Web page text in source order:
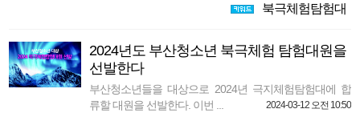
북극체험탐험대
2024년도 부산청소년 북극체험 탐험대원을
선발한다
부산청소년들을 대상으로 2024년 극지체험탐험대에 합
류할 대원을 선발한다. 이번 ...
2024-03-12 오전 10:50